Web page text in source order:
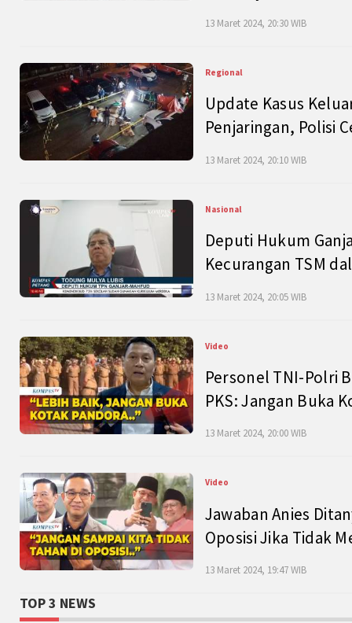
13 Maret 2024, 20:30 WIB
Regional
Update Kasus
Penjaringan, Polisi
13 Maret 2024, 20:10 WIB
Nasional
Deputi Hukum
Kecurangan TSM
13 Maret 2024, 20:05 WIB
Video
Personel TNI-Polri
PKS: Jangan Buka
13 Maret 2024, 20:00 WIB
Video
Jawaban Anies
Oposisi Jika Tidak
13 Maret 2024, 19:47 WIB
TOP 3 NEWS